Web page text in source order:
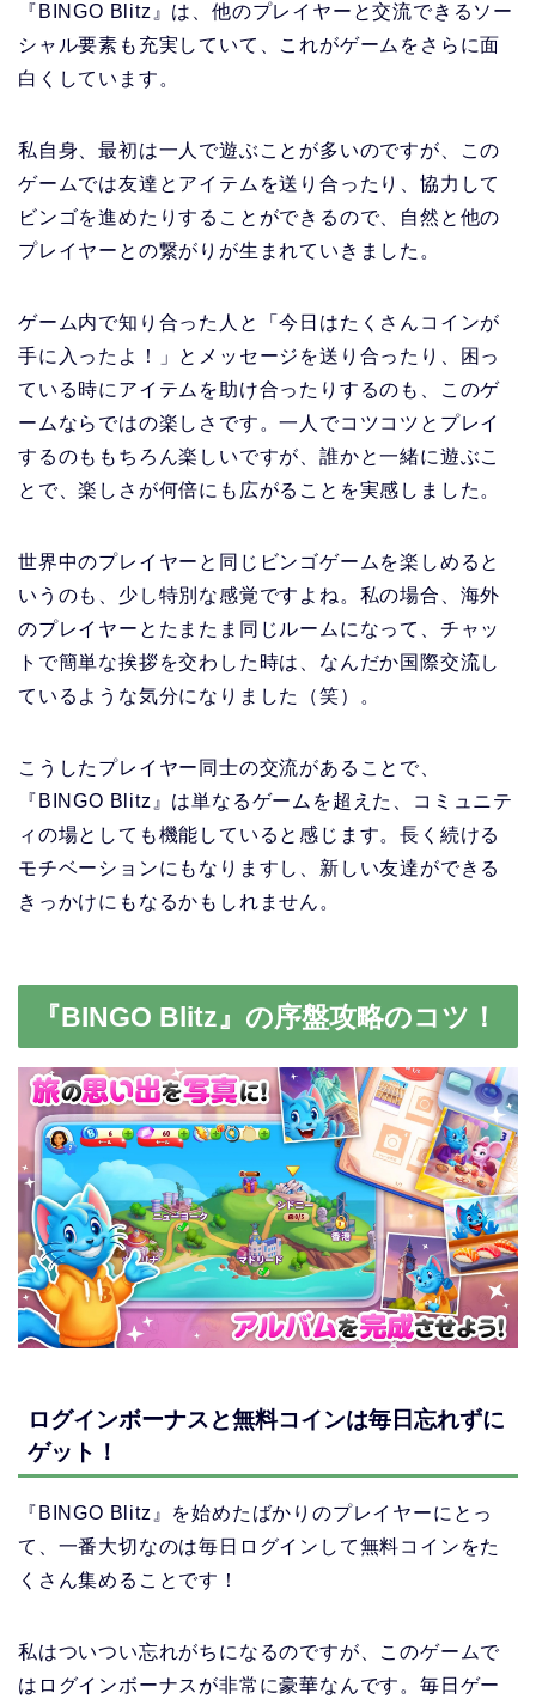
『BINGO Blitz』は、他のプレイヤーと交流できるソー
シャル要素も充実していて、これがゲームをさらに面
白くしています。
私自身、最初は一人で遊ぶことが多いのですが、この
ゲームでは友達とアイテムを送り合ったり、協力して
ビンゴを進めたりすることができるので、自然と他の
プレイヤーとの繋がりが生まれていきました。
ゲーム内で知り合った人と「今日はたくさんコインが
手に入ったよ！」とメッセージを送り合ったり、困っ
ている時にアイテムを助け合ったりするのも、このゲ
ームならではの楽しさです。一人でコツコツとプレイ
するのももちろん楽しいですが、誰かと一緒に遊ぶこ
とで、楽しさが何倍にも広がることを実感しました。
世界中のプレイヤーと同じビンゴゲームを楽しめると
いうのも、少し特別な感覚ですよね。私の場合、海外
のプレイヤーとたまたま同じルームになって、チャッ
トで簡単な挨拶を交わした時は、なんだか国際交流し
ているような気分になりました（笑）。
こうしたプレイヤー同士の交流があることで、
『BINGO Blitz』は単なるゲームを超えた、コミュニテ
ィの場としても機能していると感じます。長く続ける
モチベーションにもなりますし、新しい友達ができる
きっかけにもなるかもしれません。
『BINGO Blitz』の序盤攻略のコツ！
ログインボーナスと無料コインは毎日忘れずに
ゲット！
『BINGO Blitz』を始めたばかりのプレイヤーにとっ
て、一番大切なのは毎日ログインして無料コインをた
くさん集めることです！
私はついつい忘れがちになるのですが、このゲームで
はログインボーナスが非常に豪華なんです。毎日ゲー